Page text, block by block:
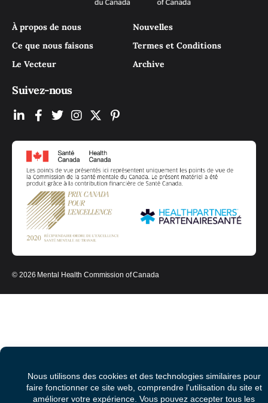
À propos de nous
Ce que nous faisons
Le Vecteur
Nouvelles
Termes et Conditions
Archive
Suivez-nous
© 2026 Mental Health Commission of Canada